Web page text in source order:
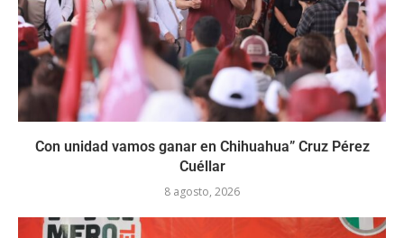
Con unidad vamos ganar en Chihuahua” Cruz Pérez
Cuéllar
8 agosto, 2026